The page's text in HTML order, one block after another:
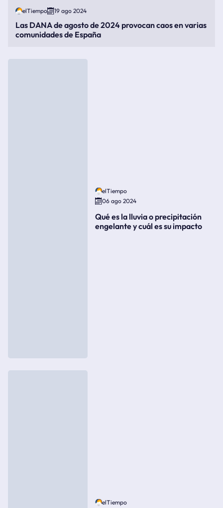
elTiempo 19 ago 2024
Las DANA de agosto de 2024 provocan caos en varias
comunidades de España
elTiempo
06 ago 2024
Qué es la lluvia o precipitación
engelante y cuál es su impacto
elTiempo